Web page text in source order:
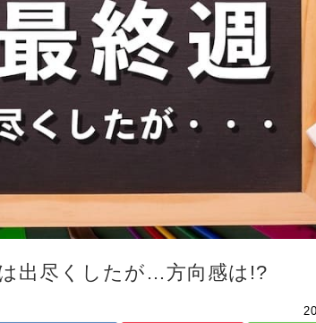
出尽くしたが…方向感は!?